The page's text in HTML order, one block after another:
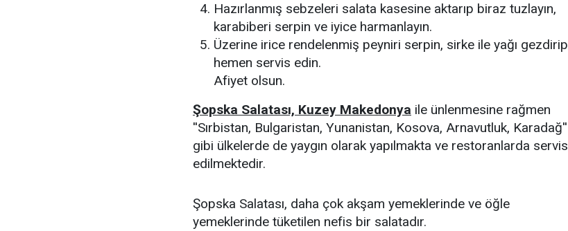
Hazırlanmış sebzeleri salata kasesine aktarıp biraz tuzlayın,
karabiberi serpin ve iyice harmanlayın.
Üzerine irice rendelenmiş peyniri serpin, sirke ile yağı gezdirip
hemen servis edin.
Afiyet olsun.
Şopska Salatası, Kuzey Makedonya ile ünlenmesine rağmen
''Sırbistan, Bulgaristan, Yunanistan, Kosova, Arnavutluk, Karadağ''
gibi ülkelerde de yaygın olarak yapılmakta ve restoranlarda servis
edilmektedir.
Şopska Salatası, daha çok akşam yemeklerinde ve öğle
yemeklerinde tüketilen nefis bir salatadır.